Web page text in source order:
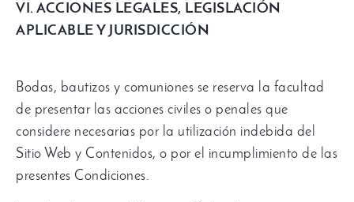
VI. ACCIONES LEGALES, LEGISLACIÓN
APLICABLE Y JURISDICCIÓN
Bodas, bautizos y comuniones se reserva la facultad
de presentar las acciones civiles o penales que
considere necesarias por la utilización indebida del
Sitio Web y Contenidos, o por el incumplimiento de las
presentes Condiciones.